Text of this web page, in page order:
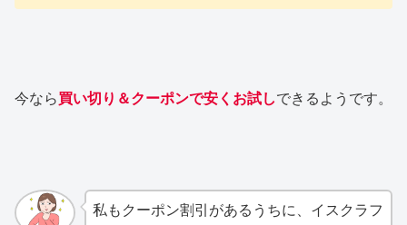
今なら買い切り＆クーポンで安くお試しできるようです。
私もクーポン割引があるうちに、イスクラフ